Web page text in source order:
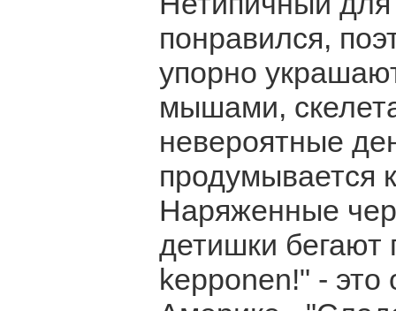
понравился,
упорно
мышами,
невероятные
продумывается
Наряженные
детишки бегают
kepponen!" - это